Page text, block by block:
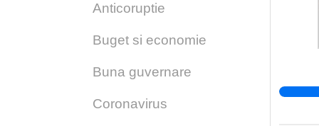
Anticoruptie
Buget si economie
Buna guvernare
Coronavirus